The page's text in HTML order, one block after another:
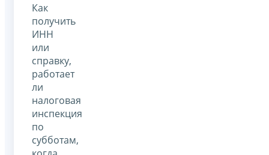
Как
получить
ИНН
или
справку,
работает
ли
налоговая
инспекция
по
субботам,